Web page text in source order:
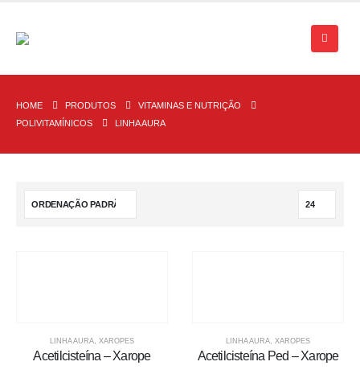
HOME PRODUTOS
VITAMINAS E NUTRIÇÃO
POLIVITAMÍNICOS
LINHA AURA
LINHA AURA XAROPES
Acetilcisteína – Xarope
LINHA AURA XAROPES
Acetilcisteína Ped – Xarope